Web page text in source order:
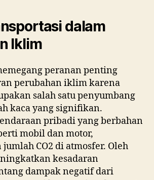
dalam
Iklim
peranan penting
perubahan iklim karena
salah satu penyumbang
kaca yang signifikan.
pribadi yang berbahan
mobil dan motor,
CO2 di atmosfer. Oleh
kesadaran
dampak negatif dari